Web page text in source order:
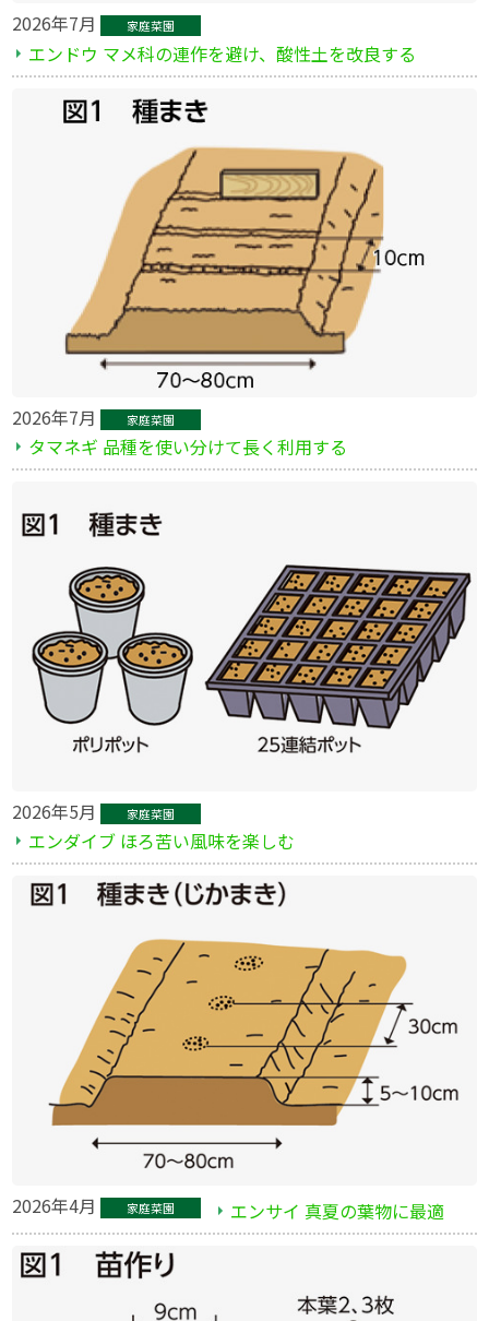
2026年7月 家庭菜園
エンドウ マメ科の連作を避け、酸性土を改良する
2026年7月 家庭菜園
タマネギ 品種を使い分けて長く利用する
2026年5月 家庭菜園
エンダイブ ほろ苦い風味を楽しむ
2026年4月 家庭菜園 エンサイ 真夏の葉物に最適